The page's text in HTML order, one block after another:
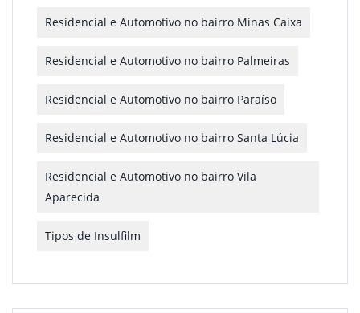
Residencial e Automotivo no bairro Minas Caixa
Residencial e Automotivo no bairro Palmeiras
Residencial e Automotivo no bairro Paraíso
Residencial e Automotivo no bairro Santa Lúcia
Residencial e Automotivo no bairro Vila
Aparecida
Tipos de Insulfilm